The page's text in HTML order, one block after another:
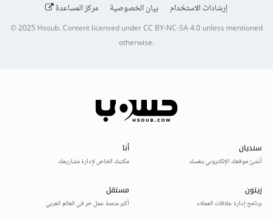
إرشادات الاستخدام
بيان الخصوصية مركز المساعدة
© 2025 Hsoub.Content licensed underCC BY-NC-SA 4.0unless mentioned
otherwise.